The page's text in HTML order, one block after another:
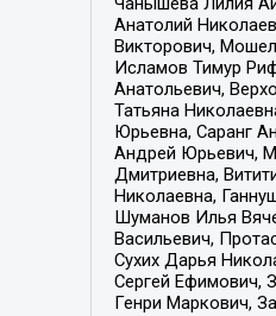
Анатолий
Викторович,
Исламов Тимур
Анатольевич,
Татьяна
Юрьевна, Саранг
Андрей Юрьевич,
Дмитриевна,
Николаевна,
Шуманов Илья
Васильевич,
Сухих Дарья
Сергей Ефимович,
Генри Маркович,